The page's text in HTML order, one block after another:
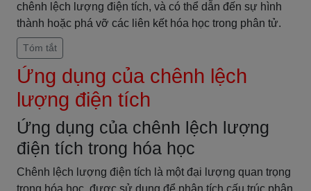
chênh lệch lượng điện tích, và có thể dẫn đến sự hình
thành hoặc phá vỡ các liên kết hóa học trong phân tử.
Tóm tắt
Ứng dụng của chênh lệch
lượng điện tích
Ứng dụng của chênh lệch lượng
điện tích trong hóa học
Chênh lệch lượng điện tích là một đại lượng quan trọng
trong hóa học, được sử dụng để phân tích cấu trúc phân